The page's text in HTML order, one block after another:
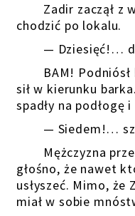
Zadir zaczął z
chodzić po lokalu.
— Dziesięć!…
BAM! Podniósł
sił w kierunku
spadły na podłogę
— Siedem!…
Mężczyzna
głośno, że nawet
usłyszeć. Mimo, że
miał w sobie